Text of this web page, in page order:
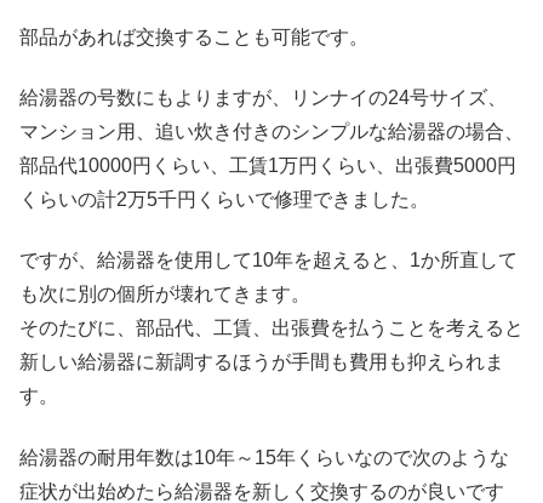
部品があれば交換することも可能です。
給湯器の号数にもよりますが、リンナイの24号サイズ、
マンション用、追い炊き付きのシンプルな給湯器の場合、
部品代10000円くらい、工賃1万円くらい、出張費5000円
くらいの計2万5千円くらいで修理できました。
ですが、給湯器を使用して10年を超えると、1か所直して
も次に別の個所が壊れてきます。
そのたびに、部品代、工賃、出張費を払うことを考えると
新しい給湯器に新調するほうが手間も費用も抑えられま
す。
給湯器の耐用年数は10年～15年くらいなので次のような
症状が出始めたら給湯器を新しく交換するのが良いです